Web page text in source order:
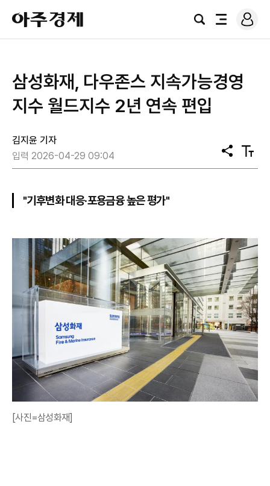
아
주
경
검
전
로
그
삼성화재, 다우존스 지속가능경영
지수 월드지수 2년 연속 편입
김지윤 기자
입력 2026-04-29 09:04
공
유
텍
스
"기후변화 대응·포용금융 높은 평가"
[사진=삼성화재]